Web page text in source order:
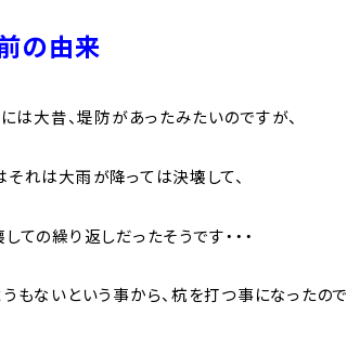
の由来
は大昔、堤防があったみたいのですが、
れは大雨が降っては決壊して、
ての繰り返しだったそうです・・・
もないという事から、杭を打つ事になったので